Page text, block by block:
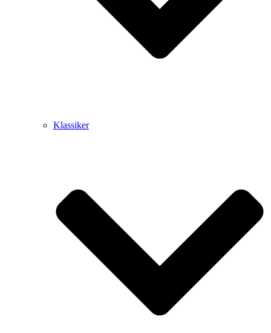
Klassiker